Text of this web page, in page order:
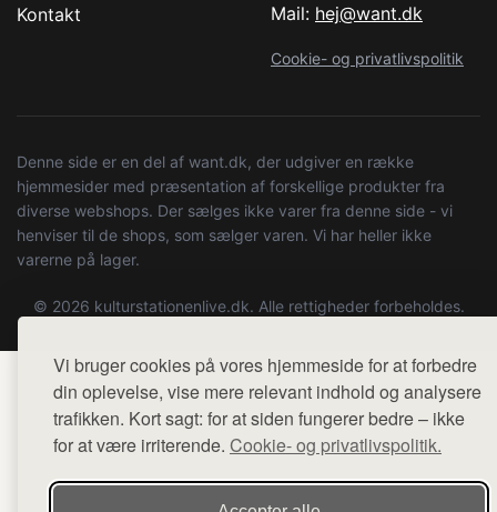
Vi bruger cookies på vores hjemmeside for at forbedre
din oplevelse, vise mere relevant indhold og analysere
trafikken. Kort sagt: for at siden fungerer bedre – ikke
for at være irriterende. Cookie- og privatlivspolitik.
Kontakt
Mail: hej@want.dk
Cookie- og privatlivspolitik
Denne side er en del af want.dk, der udgiver en række
hjemmesider med præsentation af forskellige produkter fra
diverse webshops. Der sælges ikke varer fra denne side - vi
henviser til de shops, som sælger varen. Vi har heller ikke
varerne på lager.
© 2026 kulturstationenlive.dk. Alle rettigheder forbeholdes.